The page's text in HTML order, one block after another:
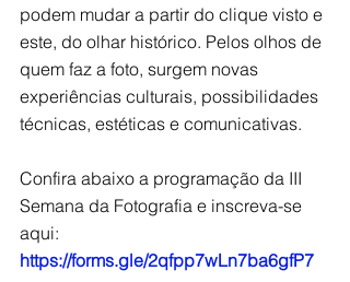
podem mudar a partir do clique visto e
este, do olhar histórico. Pelos olhos de
quem faz a foto, surgem novas
experiências culturais, possibilidades
técnicas, estéticas e comunicativas.
Confira abaixo a programação da III
Semana da Fotografia e inscreva-se
aqui:
https://forms.gle/2qfpp7wLn7ba6gfP7